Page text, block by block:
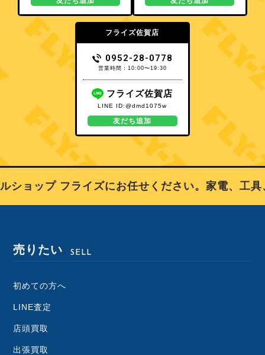
フライズ佐賀店
0952-28-0778
営業時間：10:00〜19:30
フライズ佐賀店
LINE ID:@dmd1075w
友だち追加
ョップ フライズにお任せください。家電、工
売りたい SELL
初めての方へ
LINE査定
店頭買取
出張買取